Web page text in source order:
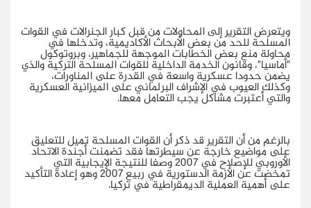
ويتعرض التقرير إلى المحاولات من قبل كبار الجنرالات في القوات
المسلحة للحد من بعض الأبحاث الأكاديمية، وتدخلها في
محاولة منع بعض الخطابات الموجهة للجماهير، وبروتوكول
"أماسيا"، وقانون الخدمة الداخلية للقوات المسلحة التركية والذي
يضمن حدودا عسكرية واسعة في القدرة على المناورات،
وكذلك العيوب في الإشراف البرلماني على الميزانية العسكرية
والتي أعتبرت مشاكل يجب التعامل معها.
بالرغم من أن التقرير قد ذكر أن القوات المسلحة تميل للتعليق
على مواضيع خارجة عن سيطرتها فقد تضمنت أجندة الاتحاد
الأوروبي للإصلاح في 2007 وصفا للنتيجة الإيجابية التي
تمخضت عن الأزمة الدستورية في ربيع 2007 وهو إعادة التأكيد
على أهمية العملية الديمقراطية في تركيا.